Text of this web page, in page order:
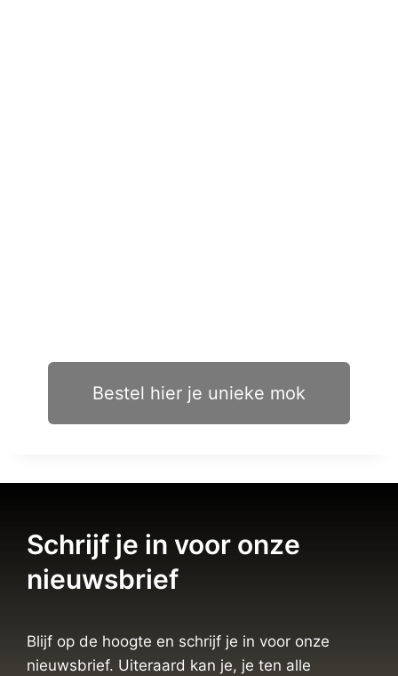
Bestel hier je unieke mok
Schrijf je in voor onze
nieuwsbrief
Blijf op de hoogte en schrijf je in voor onze
nieuwsbrief. Uiteraard kan je, je ten alle